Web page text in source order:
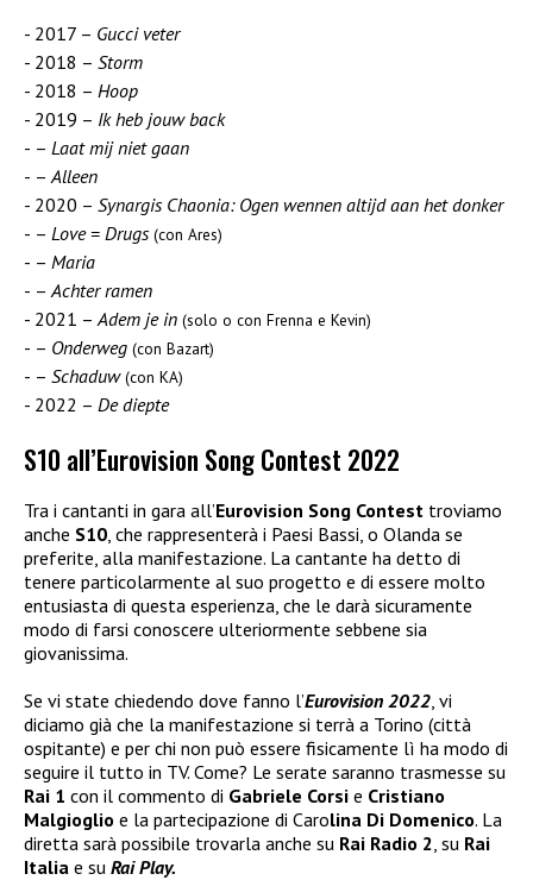
2017 – Gucci veter
2018 – Storm
2018 – Hoop
2019 – Ik heb jouw back
– Laat mij niet gaan
–Alleen
2020 – Synargis Chaonia: Ogen wennen altijd aan het donker
– Love = Drugs (con Ares)
– Maria
–Achter ramen
2021 –Adem je in (solo o con Frenna e Kevin)
– Onderweg (con Bazart)
– Schaduw (con KA)
2022 – De diepte
S10 all’Eurovision Song Contest 2022
Tra i cantanti in gara all’Eurovision Song Contest troviamo
anche S10 , che rappresenterà i Paesi Bassi, o Olanda se
preferite, alla manifestazione. La cantante ha detto di
tenere particolarmente al suo progetto e di essere molto
entusiasta di questa esperienza, che le darà sicuramente
modo di farsi conoscere ulteriormente sebbene sia
giovanissima.
Se vi state chiedendo dove fanno l’Eurovision 2022 , vi
diciamo già che la manifestazione si terrà a Torino (città
ospitante) e per chi non può essere fisicamente lì ha modo di
seguire il tutto in TV. Come? Le serate saranno trasmesse su
Rai 1 con il commento di Gabriele Corsi e Cristiano
Malgioglio e la partecipazione di Carolina Di Domenico. La
diretta sarà possibile trovarla anche su Rai Radio 2 , su Rai
Italia e su Rai Play.